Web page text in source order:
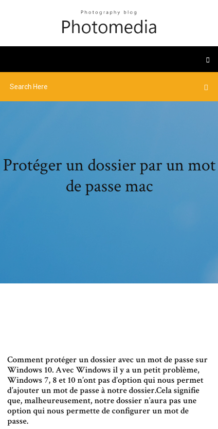
Protéger un dossier par un mot
de passe mac
Comment protéger un dossier avec un mot de passe sur
Windows 10. Avec Windows il y a un petit problème,
Windows 7, 8 et 10 n’ont pas d’option qui nous permet
d’ajouter un mot de passe à notre dossier.Cela signifie
que, malheureusement, notre dossier n’aura pas une
option qui nous permette de configurer un mot de
passe.